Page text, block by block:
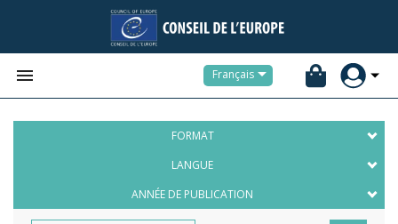
 Français
FORMAT
LANGUE
ANNÉE DE PUBLICATION